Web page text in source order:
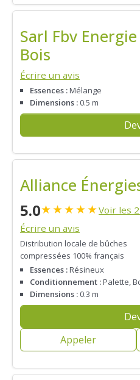
Sarl Fbv Energie
Bois
Écrire un avis
Essences :Mélange
Dimensions : 0.5 m
Alliance
5.0★★★★★Voir les
Écrire un avis
Distribution locale de bûches
compressées 100% français
Essences :Résineux
Conditionnement :Palette,
Dimensions : 0.3 m
Appeler